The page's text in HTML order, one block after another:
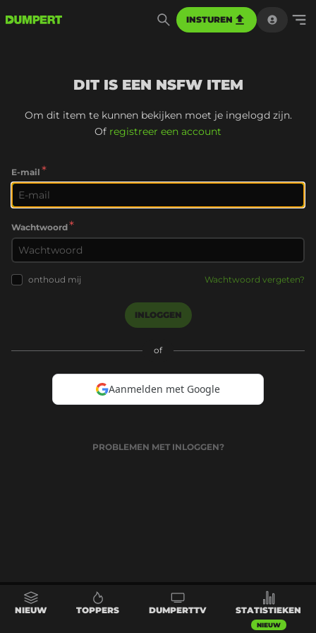
INSTUREN
DIT IS EEN NSFW ITEM
Om dit item te kunnen bekijken moet je ingelogd zijn.
Of registreer een account
E-mail *
Wachtwoord*
onthoud mij Wachtwoord vergeten?
INLOGGEN
of
Aanmelden met Google
PROBLEMEN MET INLOGGEN?
NIEUW TOPPERS DUMPERTTV STATISTIEKEN
NIEUW